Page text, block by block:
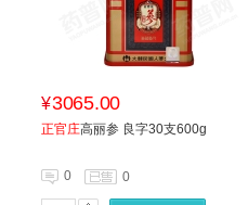
¥3065.00
正官庄高丽参 良字30支600g
0 0